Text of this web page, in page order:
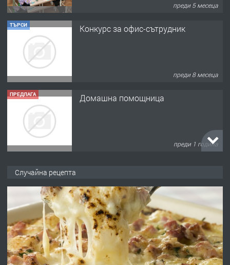
преди 5 месеца
ТЪРСИ Конкурс за офис-сътрудник
преди 8 месеца
ПРЕДЛАГА Домашна помощница
преди 1 година
преди 2 години
ПРЕДЛАГА
УДЪЛЖАВАНЕ НА ЧОВЕШКИЯТ
ЖИВОТ И ПОДОБРЯВАНЕ НА
НЕГОВОТО КАЧЕСТВО
Случайна рецепта